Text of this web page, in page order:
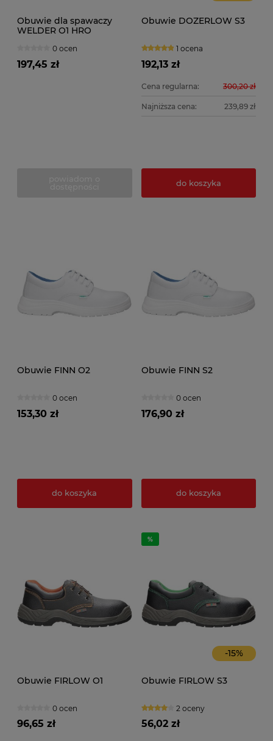
Obuwie dla spawaczy
WELDER O1 HRO
0 ocen
197,45 zł
Obuwie DOZERLOW S3
1 ocena
192,13 zł
Cena regularna: 300,20 zł
Najniższa cena: 239,89 zł
do koszyka
Obuwie FINN O2
0 ocen
153,30 zł
do koszyka
Obuwie FINN S2
0 ocen
176,90 zł
do koszyka
Obuwie FIRLOW O1
0 ocen
96,65 zł
-15%
Obuwie FIRLOW S3
2 oceny
56,02 zł